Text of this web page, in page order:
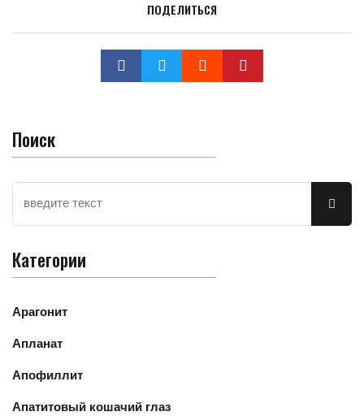
ПОДЕЛИТЬСЯ
Поиск
Категории
Арагонит
Апланат
Апофиллит
Апатитовый кошачий глаз